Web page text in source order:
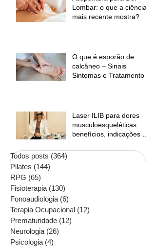
Lombar: o que a ciência
mais recente mostra?
O que é esporão de
calcâneo – Sinais
Sintomas e Tratamento
Laser ILIB para dores
musculoesqueléticas:
benefícios, indicações e
Todos posts (364)
Pilates (144)
RPG (65)
Fisioterapia (130)
Fonoaudiologia (6)
Terapia Ocupacional (12)
Prematuridade (12)
Neurologia (26)
Psicologia (4)